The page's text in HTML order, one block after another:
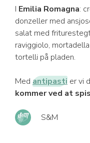
I Emilia Romagna:
donzeller med
salat med
raviggiolo,
tortelli på pladen.
Med antipasti er vi
kommer ved at
S&M